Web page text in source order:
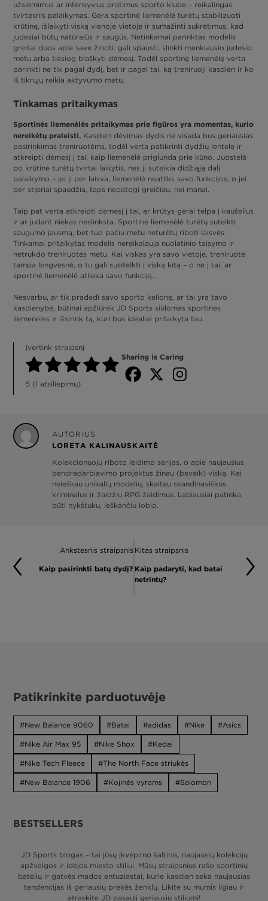
užsiėmimus ar intensyvius pratimus sporto klube – reikalingas
tvirtesnis palaikymas. Gera sportinė liemenėlė turėtų stabilizuoti
krūtinę, išlaikyti viską vienoje vietoje ir sumažinti sukrėtimus, kad
judesiai būtų natūralūs ir saugūs. Netinkamai parinktas modelis
greitai duos apie save žinoti: gali spausti, slinkti menkiausio judesio
metu arba tiesiog blaškyti dėmesį. Todėl sportinę liemenėlę verta
parinkti ne tik pagal dydį, bet ir pagal tai, ką treniruoji kasdien ir ko
iš tikrųjų reikia aktyvumo metu.
Tinkamas pritaikymas
Sportinės liemenėlės pritaikymas prie figūros yra momentas, kurio
nereikėtų praleisti. Kasdien dėvimas dydis ne visada bus geriausias
pasirinkimas treniruotėms, todėl verta patikrinti dydžių lentelę ir
atkreipti dėmesį į tai, kaip liemenėlė priglunda prie kūno. Juostelė
po krūtine turėtų tvirtai laikytis, nes ji suteikia didžiąją dalį
palaikymo – jei ji per laisva, liemenėlė neatliks savo funkcijos, o jei
per stipriai spaudžia, taps nepatogi greičiau, nei manai.
Taip pat verta atkreipti dėmesį į tai, ar krūtys gerai telpa į kaušelius
ir ar judant niekas neslinksta. Sportinė liemenėlė turėtų suteikti
saugumo jausmą, bet tuo pačiu metu neturėtų riboti laisvės.
Tinkamai pritaikytas modelis nereikalauja nuolatinio taisymo ir
netrukdo treniruotės metu. Kai viskas yra savo vietoje, treniruotė
tampa lengvesnė, o tu gali susitelkti į viską kitą – o ne į tai, ar
sportinė liemenėlė atlieka savo funkciją…
Nesvarbu, ar tik pradedi savo sporto kelionę, ar tai yra tavo
kasdienybė, būtinai apžiūrėk JD Sports siūlomas sportines
liemenėles ir išsirink tą, kuri bus idealiai pritaikyta tau.
Įvertink straipsnį
5 (1 atsiliepimų)
Sharing is Caring
AUTORIUS
LORETA KALINAUSKAITĖ
Kolekcionuoju riboto leidimo serijas, o apie naujausius
bendradarbiavimo projektus žinau (beveik) viską. Kai
neieškau unikalių modelių, skaitau skandinaviškus
kriminalus ir žaidžiu RPG žaidimus. Labiausiai patinka
būti nykštuku, ieškančiu lobio.
Ankstesnis straipsnis
Kaip pasirinkti batų dydį?
Kitas straipsnis
Kaip padaryti, kad batai
netrintų?
Patikrinkite parduotuvėje
New Balance 9060 Batai adidas Nike Asics
Nike Air Max 95 Nike Shox Kedai
Nike Tech Fleece The North Face striukės
New Balance 1906 Kojinės vyrams Salomon
BESTSELLERS
JD Sports blogas – tai jūsų įkvėpimo šaltinis, naujausių kolekcijų
apžvalgos ir idėjos miesto stiliui. Mūsų straipsnius rašo sportinių
batelių ir gatvės mados entuziastai, kurie kasdien seka naujausias
tendencijas iš geriausių prekės ženklų. Likite su mumis ilgiau ir
atraskite JD pasaulį geriausiu stiliumi!